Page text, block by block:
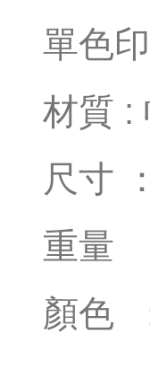
單色
材質 :
尺寸
重量
顏色